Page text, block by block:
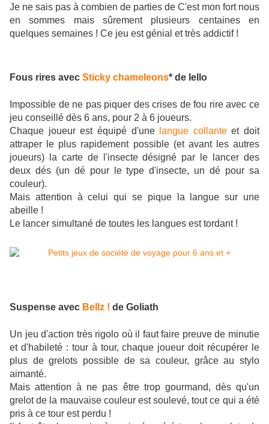
Je ne sais pas à combien de parties de C'est mon fort nous
en sommes mais sûrement plusieurs centaines en
quelques semaines ! Ce jeu est génial et très addictif !
Fous rires avec Sticky chameleons* de Iello
Impossible de ne pas piquer des crises de fou rire avec ce
jeu conseillé dès 6 ans, pour 2 à 6 joueurs.
Chaque joueur est équipé d'une
langue collanteet doit
attraper le plus rapidement possible (et avant les autres
joueurs) la carte de l'insecte désigné par le lancer des
deux dés (un dé pour le type d'insecte, un dé pour sa
couleur).
Mais attention à celui qui se pique la langue sur une
abeille !
Le lancer simultané de toutes les langues est tordant !
Suspense avec Bellz ! de Goliath
Un jeu d'action très rigolo où il faut faire preuve de minutie
et d'habileté : tour à tour, chaque joueur doit récupérer le
plus de grelots possible de sa couleur, grâce au stylo
aimanté.
Mais attention à ne pas être trop gourmand, dès qu'un
grelot de la mauvaise couleur est soulevé, tout ce qui a été
pris à ce tour est perdu !